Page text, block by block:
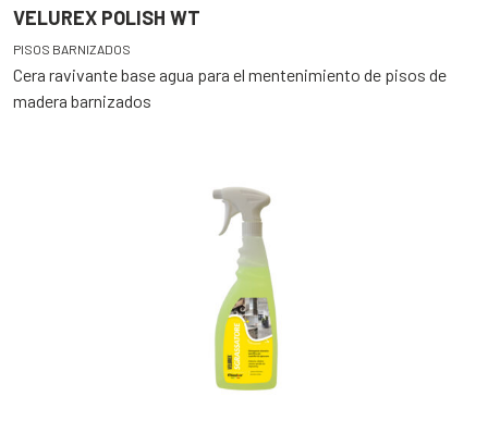
VELUREX POLISH WT
PISOS BARNIZADOS
Cera ravivante base agua para el mentenimiento de pisos de
madera barnizados